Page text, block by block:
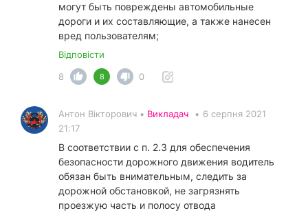
могут быть повреждены автомобильные
дороги и их составляющие, а также нанесен
вред пользователям;
Відповісти
8
8 0
Антон Вікторович • Викладач • 6 серпня 2021
21:17
В соответствии с п. 2.3 для обеспечения
безопасности дорожного движения водитель
обязан быть внимательным, следить за
дорожной обстановкой, не загрязнять
проезжую часть и полосу отвода